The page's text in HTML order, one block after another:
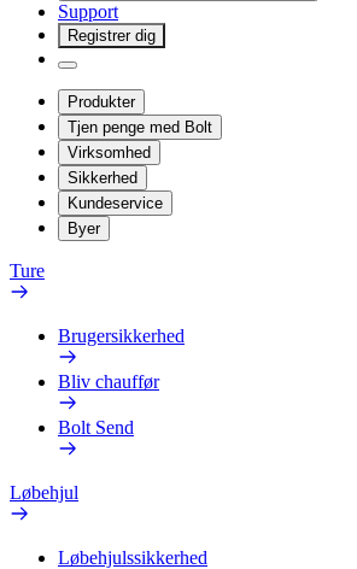
Support
Registrer dig
Produkter
Tjen penge med Bolt
Virksomhed
Sikkerhed
Kundeservice
Byer
Ture
Brugersikkerhed
Bliv chauffør
Bolt Send
Løbehjul
Løbehjulssikkerhed